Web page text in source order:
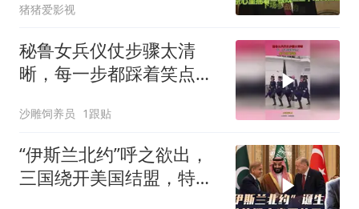
猪猪爱影视
秘鲁女兵仪仗步骤太清
晰，每一步都踩着笑点，
沙雕饲养员 1跟贴
“伊斯兰北约”呼之欲出，
三国绕开美国结盟，特朗